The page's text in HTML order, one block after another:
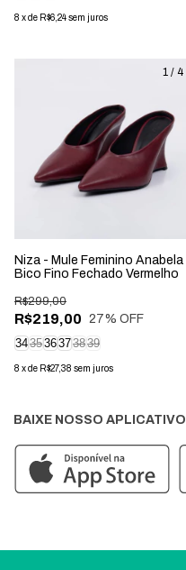
8 xde R$6,24sem juros
1 / 4
Niza - Mule Feminino Anabela
Bico Fino Fechado Vermelho
R$219,00
R$299,00
27% OFF
343536373839
8 xde R$27,38 sem juros
BAIXE NOSSO APLICATIVO